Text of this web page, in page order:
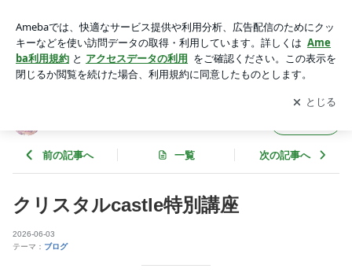
認定
アプリをダウンロードして ブログの更新通知
を受け取りまし
ょう。
開く
前の記事へ 一覧 次の記事へ
クリスタルcastle特別講座
2026-06-03
テーマ： ブログ